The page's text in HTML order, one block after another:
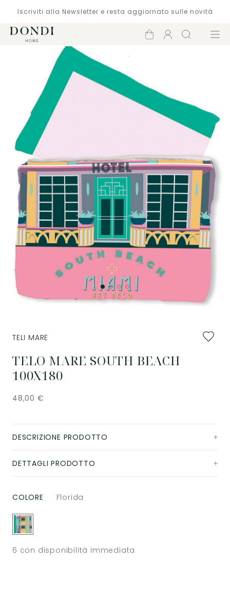
Iscriviti alla Newsletter e resta aggiornato sulle novità
Carrello
Account
Cerca Menù
TELO MARE SOUTH BEACH
100X180
TELI MARE
48,00 €
DESCRIZIONE PRODOTTO
DETTAGLI PRODOTTO
COLORE Florida
6 con disponibilità immediata